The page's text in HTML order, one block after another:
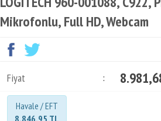
Mikrofonlu, Full HD, Webcam
Fiyat :
Havale / EFT
8.846,95 TL